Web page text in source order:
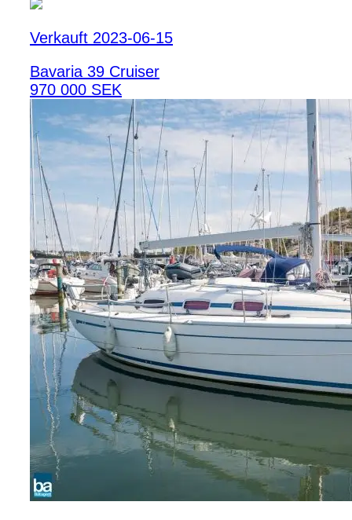
Verkauft 2023-06-15
Bavaria 39 Cruiser
970 000 SEK